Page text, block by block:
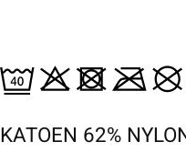
KATOEN 62%